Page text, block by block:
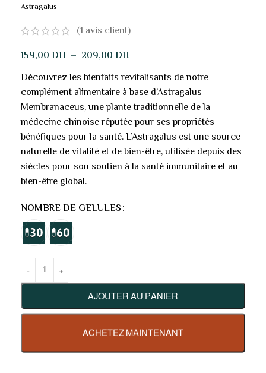
Astragalus
(1 avis client)
159,00 DH – 209,00 DH
Découvrez les bienfaits revitalisants de notre
complément alimentaire à base d’Astragalus
Membranaceus, une plante traditionnelle de la
médecine chinoise réputée pour ses propriétés
bénéfiques pour la santé. L’Astragalus est une source
naturelle de vitalité et de bien-être, utilisée depuis des
siècles pour son soutien à la santé immunitaire et au
bien-être global.
NOMBRE DE GELULES
AJOUTER AU PANIER
ACHETEZ MAINTENANT